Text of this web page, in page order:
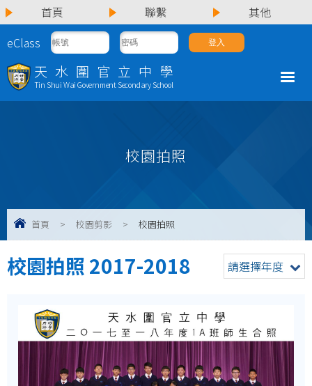
天水圍官立中學
Tin Shui Wai Government Secondary School
首頁 聯繫
其他
eClass
校園拍照
首頁 > 校園剪影 > 校園拍照
校園拍照 2017-2018 請選擇年度